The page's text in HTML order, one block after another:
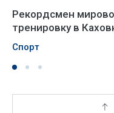
Рекордсмен
тренировку в
Спорт